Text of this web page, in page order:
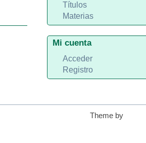
Títulos
Materias
Mi cuenta
Acceder
Registro
Theme by